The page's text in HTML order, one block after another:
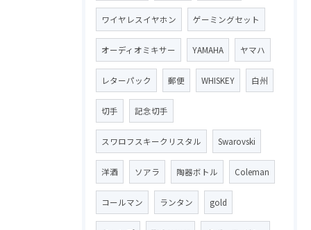
ワイヤレスイヤホン ゲーミングセット
オーディオミキサー YAMAHA ヤマハ
レターパック 郵便 WHISKEY 白州
切手 記念切手
スワロフスキークリスタル Swarovski
洋酒 ソアラ 陶器ボトル Coleman
コールマン ランタン gold